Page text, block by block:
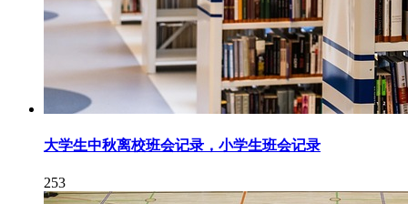
大学生中秋离校班会记录，小学生班会记录
253